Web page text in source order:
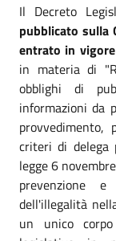
Il Decreto
pubblicato sulla
entrato in
in materia di
obblighi di
informazioni da
provvedimento,
criteri di delega
legge 6
prevenzione
dell'illegalità
un unico